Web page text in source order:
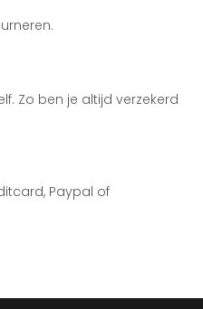
Zo ben je altijd verzekerd
Paypal of